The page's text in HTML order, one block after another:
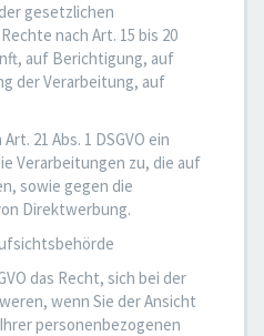
gesetzlichen
nach Art. 15 bis 20
auf Berichtigung, auf
der Verarbeitung, auf
21 Abs. 1 DSGVO ein
Verarbeitungen zu, die auf
sowie gegen die
Direktwerbung.
das Recht, sich bei der
wenn Sie der Ansicht
personenbezogenen